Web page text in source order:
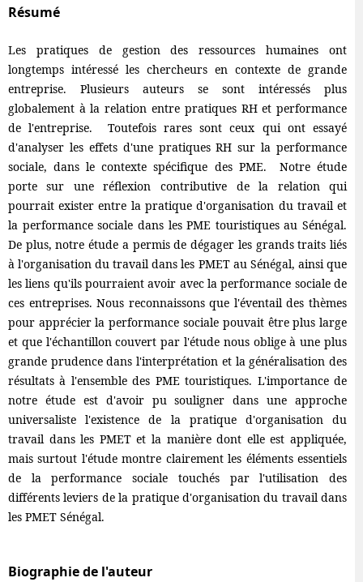
Résumé
Les pratiques de gestion des ressources humaines ont
longtemps intéressé les chercheurs en contexte de grande
entreprise. Plusieurs auteurs se sont intéressés plus
globalement à la relation entre pratiques RH et performance
de l'entreprise. Toutefois rares sont ceux qui ont essayé
d'analyser les effets d'une pratiques RH sur la performance
sociale, dans le contexte spécifique des PME. Notre étude
porte sur une réflexion contributive de la relation qui
pourrait exister entre la pratique d'organisation du travail et
la performance sociale dans les PME touristiques au Sénégal.
De plus, notre étude a permis de dégager les grands traits liés
à l'organisation du travail dans les PMET au Sénégal, ainsi que
les liens qu'ils pourraient avoir avec la performance sociale de
ces entreprises. Nous reconnaissons que l'éventail des thèmes
pour apprécier la performance sociale pouvait être plus large
et que l'échantillon couvert par l'étude nous oblige à une plus
grande prudence dans l'interprétation et la généralisation des
résultats à l'ensemble des PME touristiques. L'importance de
notre étude est d'avoir pu souligner dans une approche
universaliste l'existence de la pratique d'organisation du
travail dans les PMET et la manière dont elle est appliquée,
mais surtout l'étude montre clairement les éléments essentiels
de la performance sociale touchés par l'utilisation des
différents leviers de la pratique d'organisation du travail dans
les PMET Sénégal.
Biographie de l'auteur